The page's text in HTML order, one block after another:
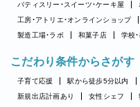
パティスリー・スイーツ・ケーキ屋
工房・アトリエ・オンラインショップ
製造工場・ラボ
和菓子店 学校
こだわり条件からさがす
子育て応援 駅から徒歩5分以内
新規出店計画あり
女性シェフ